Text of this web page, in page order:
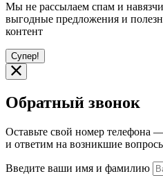
Мы не рассылаем спам и
выгодные предложения и
контент
Супер!
Обратный звонок
Оставьте свой номер телефона
и ответим на возникшие
Введите ваши имя и фамилию